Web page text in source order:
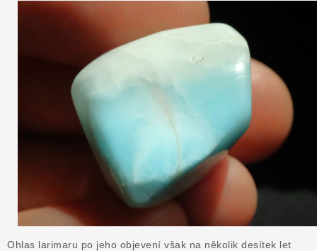
Ohlas larimaru po jeho objevení však na několik desítek let